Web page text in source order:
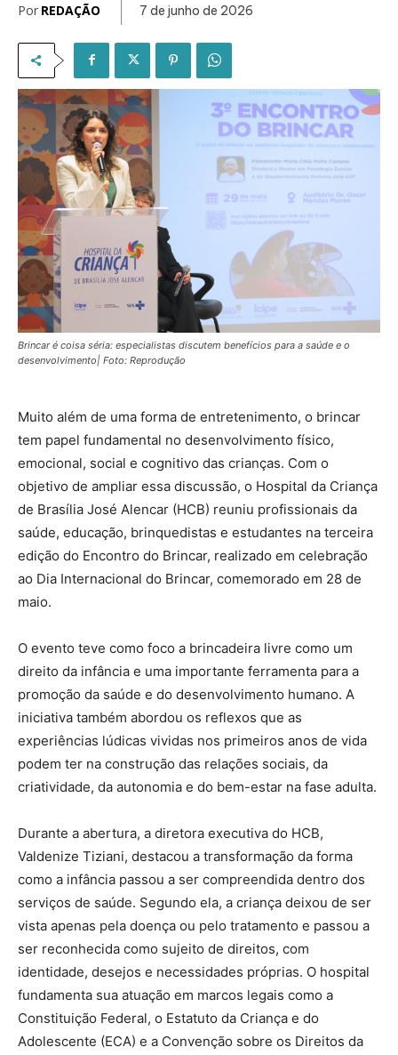
Por REDAÇÃO 7 de junho de 2026
Brincar é coisa séria: especialistas discutem benefícios para a saúde e o
desenvolvimento| Foto: Reprodução
Muito além de uma forma de entretenimento, o brincar
tem papel fundamental no desenvolvimento físico,
emocional, social e cognitivo das crianças. Com o
objetivo de ampliar essa discussão, o Hospital da Criança
de Brasília José Alencar (HCB) reuniu profissionais da
saúde, educação, brinquedistas e estudantes na terceira
edição do Encontro do Brincar, realizado em celebração
ao Dia Internacional do Brincar, comemorado em 28 de
maio.
O evento teve como foco a brincadeira livre como um
direito da infância e uma importante ferramenta para a
promoção da saúde e do desenvolvimento humano. A
iniciativa também abordou os reflexos que as
experiências lúdicas vividas nos primeiros anos de vida
podem ter na construção das relações sociais, da
criatividade, da autonomia e do bem-estar na fase adulta.
Durante a abertura, a diretora executiva do HCB,
Valdenize Tiziani, destacou a transformação da forma
como a infância passou a ser compreendida dentro dos
serviços de saúde. Segundo ela, a criança deixou de ser
vista apenas pela doença ou pelo tratamento e passou a
ser reconhecida como sujeito de direitos, com
identidade, desejos e necessidades próprias. O hospital
fundamenta sua atuação em marcos legais como a
Constituição Federal, o Estatuto da Criança e do
Adolescente (ECA) e a Convenção sobre os Direitos da